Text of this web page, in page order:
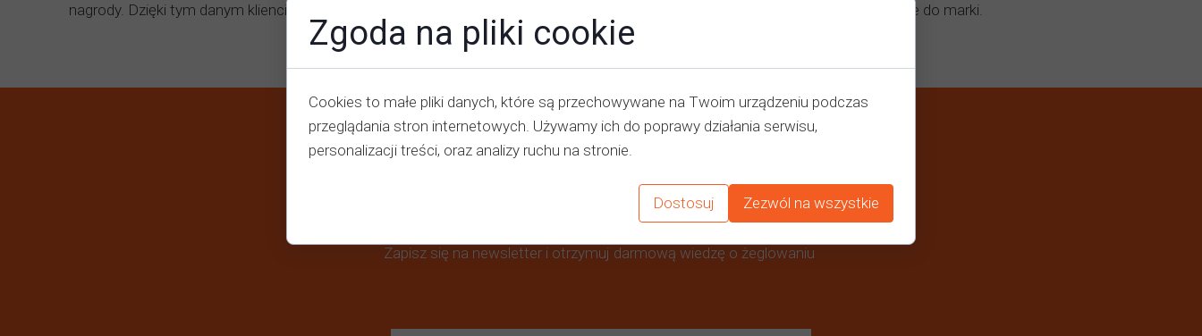
nagrody. Dzięki tym danym klienci otrzymują kompletny obraz produktu, co ułatwia im podjęcie decyzji zakupowej i buduje zaufanie do marki.
Zapisz się do newslettera!
Zapisz się na newsletter i otrzymuj darmową wiedzę o żeglowaniu
Zgoda na pliki cookie
Cookies to małe pliki danych, które są przechowywane na Twoim urządzeniu podczas
przeglądania stron internetowych. Używamy ich do poprawy działania serwisu,
personalizacji treści, oraz analizy ruchu na stronie.
Dostosuj Zezwól na wszystkie